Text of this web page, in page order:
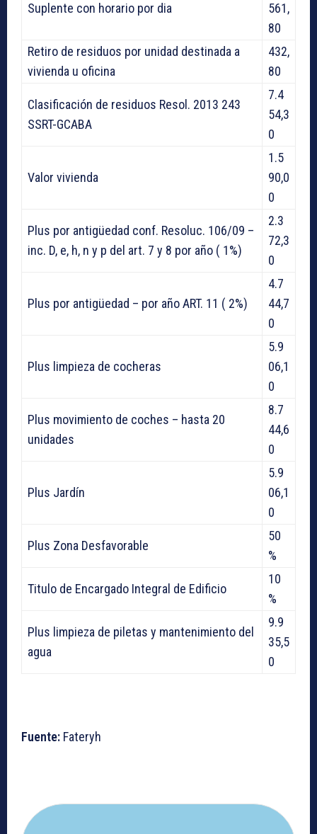
Suplente con horario por dia
561,
80
Retiro de residuos por unidad destinada a
vivienda u oficina
432,
80
Clasificación de residuos Resol. 2013 243
SSRT-GCABA
7.4
54,3
0
Valor vivienda
1.5
90,0
0
Plus por antigüedad conf. Resoluc. 106/09 –
inc. D, e, h, n y p del art. 7 y 8 por año ( 1%)
2.3
72,3
0
Plus por antigüedad – por año ART. 11 ( 2%)
4.7
44,7
0
Plus limpieza de cocheras
5.9
06,1
0
Plus movimiento de coches – hasta 20
unidades
8.7
44,6
0
Plus Jardín
5.9
06,1
0
Plus Zona Desfavorable
50
%
Titulo de Encargado Integral de Edificio
10
%
Plus limpieza de piletas y mantenimiento del
agua
9.9
35,5
0
Fuente: Fateryh